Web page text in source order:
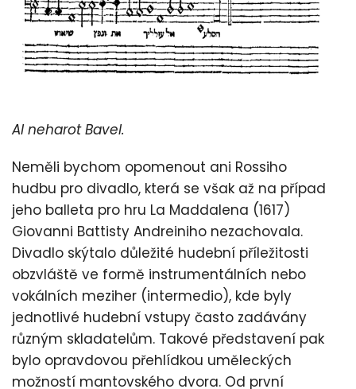
Al neharot Bavel.
Neměli bychom opomenout ani Rossiho
hudbu pro divadlo, která se však až na případ
jeho balleta pro hru La Maddalena (1617)
Giovanni Battisty Andreiniho nezachovala.
Divadlo skýtalo důležité hudební příležitosti
obzvláště ve formě instrumentálních nebo
vokálních meziher (intermedio), kde byly
jednotlivé hudební vstupy často zadávány
různým skladatelům. Takové představení pak
bylo opravdovou přehlídkou uměleckých
možností mantovského dvora. Od první